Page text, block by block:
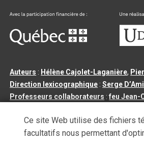
Auteurs : Hélène Cajolet-Laganière,
Direction lexicographique :Serge
Professeurs collaborateurs :feu Jean-
Tous droits réservés©Université de
Ce site Web utilise des fichiers
facultatifs nous permettant